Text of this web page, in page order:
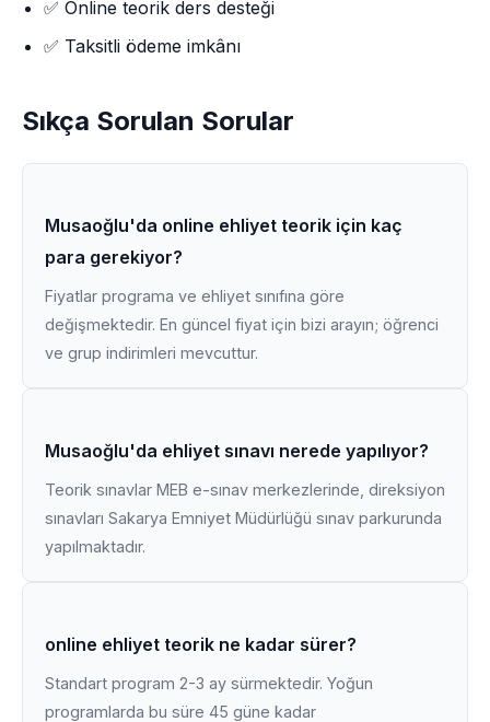
✅ Online teorik ders desteği
✅ Taksitli ödeme imkânı
Sıkça Sorulan Sorular
Musaoğlu'da online ehliyet teorik için kaç
para gerekiyor?
Fiyatlar programa ve ehliyet sınıfına göre
değişmektedir. En güncel fiyat için bizi arayın; öğrenci
ve grup indirimleri mevcuttur.
Musaoğlu'da ehliyet sınavı nerede yapılıyor?
Teorik sınavlar MEB e-sınav merkezlerinde, direksiyon
sınavları Sakarya Emniyet Müdürlüğü sınav parkurunda
yapılmaktadır.
online ehliyet teorik ne kadar sürer?
Standart program 2-3 ay sürmektedir. Yoğun
programlarda bu süre 45 güne kadar